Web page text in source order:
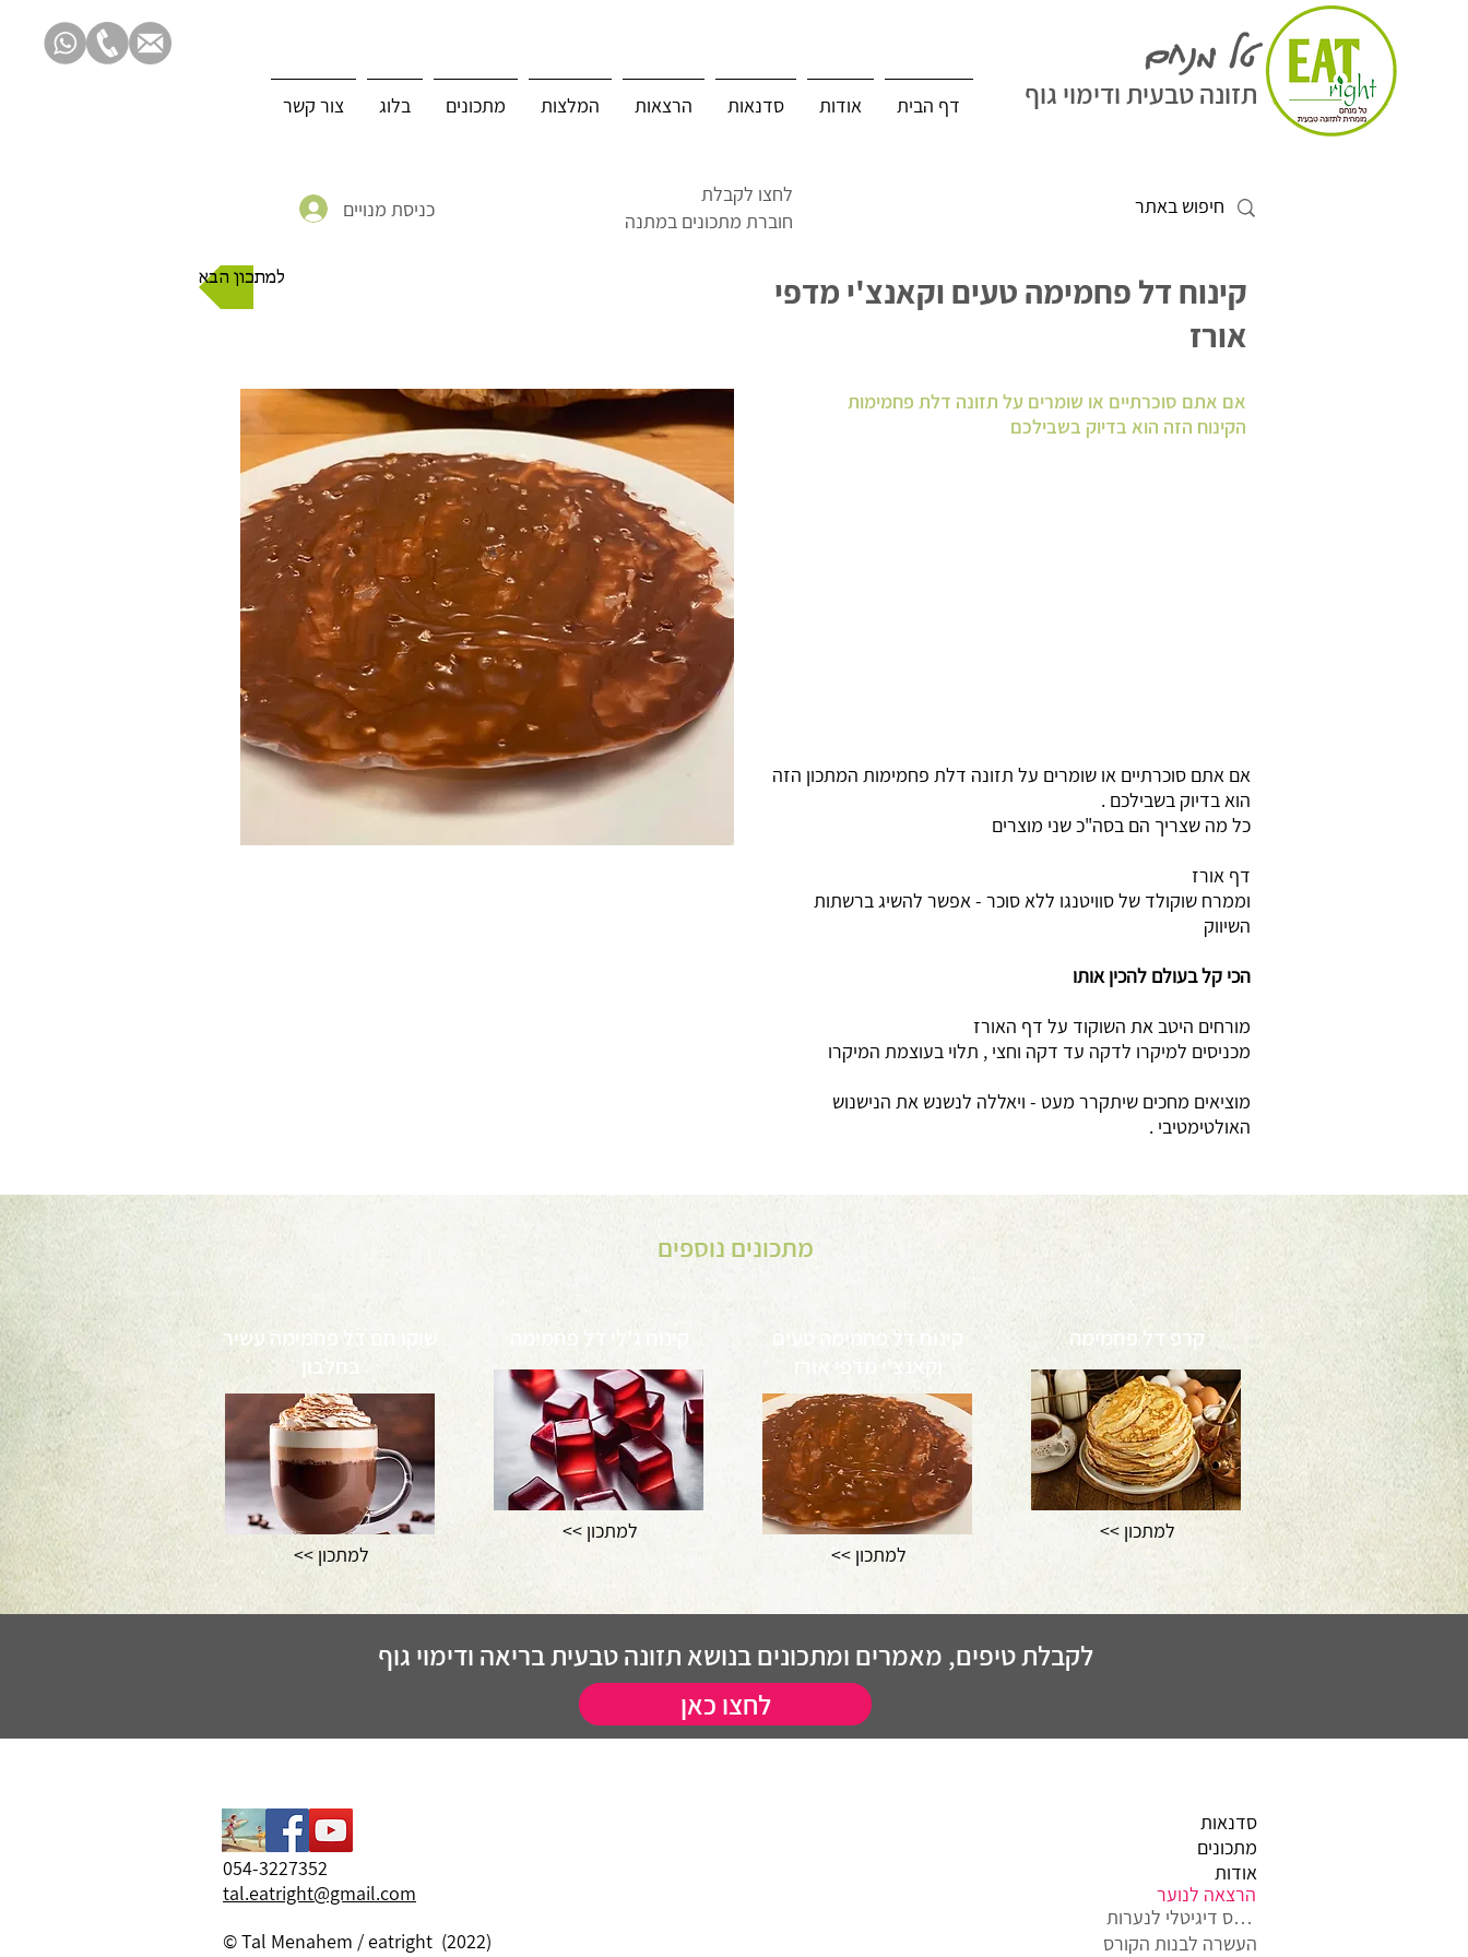
כניסת מנויים
דף הבית אודות סדנאות הרצאות המלצות מתכונים בלוג צור קשר
טל מנחם
תזונה טבעית ודימוי גוף
לחצו לקבלת
חוברת מתכונים במתנה
למתכון הבא
קינוח דל פחמימה טעים וקאנצ'י מדפי
אורז
אם אתם סוכרתיים או שומרים על תזונה דלת פחמימות
הקינוח הזה הוא בדיוק בשבילכם
אם אתם סוכרתיים או שומרים על תזונה דלת פחמימות המתכון הזה
הוא בדיוק בשבילכם .
כל מה שצריך הם בסה"כ שני מוצרים
דף אורז
וממרח שוקולד של סוויטנגו ללא סוכר - אפשר להשיג ברשתות
השיווק
הכי קל בעולם להכין אותו
מורחים היטב את השוקוד על דף האורז
מכניסים למיקרו לדקה עד דקה וחצי , תלוי בעוצמת המיקרו
מוציאים מחכים שיתקרר מעט - ויאללה לנשנש את הנישנוש
האולטימטיבי .
מתכונים נוספים
שוקו חם דל פחמימה עשיר
בחלבון
<< למתכון
קינוח ג'לי דל פחמימה
<< למתכון
קינוח דל פחמימה טעים
וקאנצ'י מדפי אורז
<< למתכון
קרפ דל פחמימה
<< למתכון
לקבלת טיפים, מאמרים ומתכונים בנושא תזונה טבעית בריאה ודימוי גוף
לחצו כאן
054-3227352
tal.eatright@gmail.com
© Tal Menahem / eatright (2022)
סדנאות
מתכונים
אודות
הרצאה לנוער
קורס דיגיטלי לנערות
העשרה לבנות הקורס